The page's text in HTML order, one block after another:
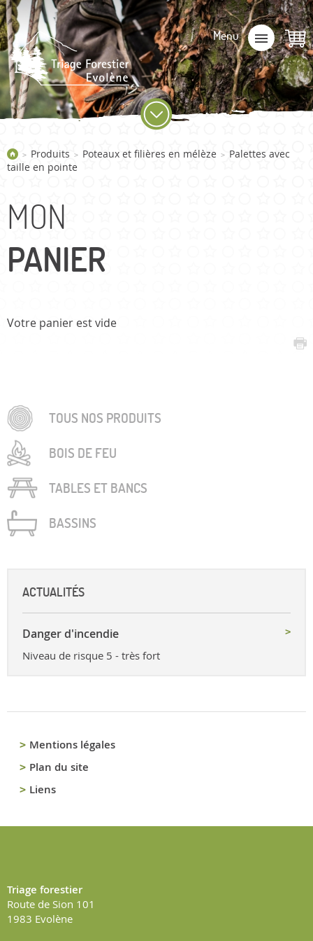
> Produits > Poteaux et filières en mélèze > Palettes avec
taille en pointe
MON
PANIER
Votre panier est vide
TOUS NOS PRODUITS
BOIS DE FEU
TABLES ET BANCS
BASSINS
ACTUALITÉS
Danger d'incendie
Niveau de risque 5 - très fort
Mentions légales
Plan du site
Liens
Triage forestier
Route de Sion 101
1983 Evolène